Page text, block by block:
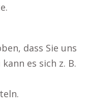
dass Sie uns
es sich z. B.